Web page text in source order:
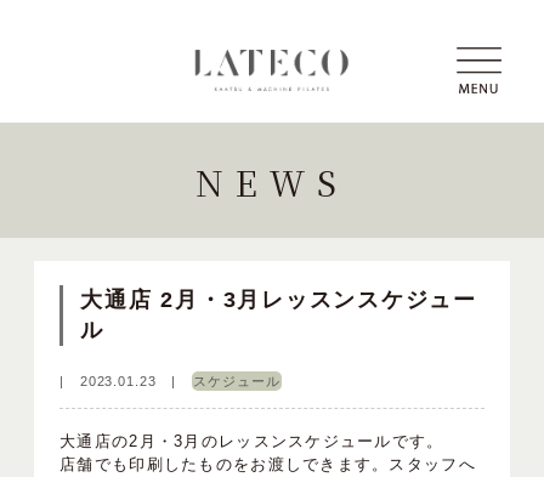
NEWS
大通店 2月・3月レッスンスケジュー
ル
| 2023.01.23 | スケジュール
大通店の2月・3月のレッスンスケジュールです。
店舗でも印刷したものをお渡しできます。スタッフへ